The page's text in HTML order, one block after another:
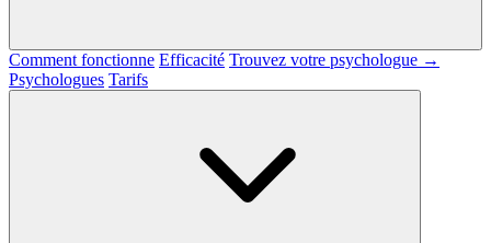
Comment fonctionne Efficacité Trouvez votre psychologue →
Psychologues Tarifs